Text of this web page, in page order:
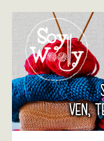
VEN,